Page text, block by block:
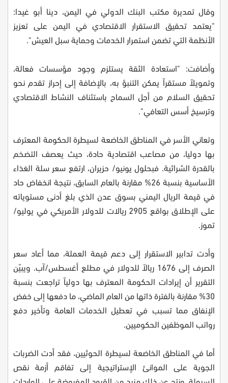
وقال تمديرة مكتب البنك الدولي في اليمن، دينا أبو غيدا:
"يعتمد تحقيق الاستقرار الاقتصادي في اليمن على تعزيز
الأنظمة التي تضمن استمرار الخدمات وحماية سبل العيش".
وأضافت: "استعادة الثقة يستلزم وجود مؤسسات فعالة،
وتمويلاً مستقراً يمكن التنبؤ به، بالإضافة إلى إحراز تقدم نحو
تحقيق السلام من أجل السماح باستئناف النشاط الاقتصادي
وترسيخ أسس التعافي".
وتعاني الأسر في المناطق الخاضعة لسيطرة الحكومة المعترف
بها دوليا، من مصاعب اقتصادية حادة، حيث يعصف التضخم
بالقدرة الشرائية. فبحلول يونيو/ حزيران، ارتفع سعر سلة الغذاء
الأساسية بنسبة 26% مقارنة بالعام السابق، نتيجة انخفاض حاد
في قيمة الريال اليمني بسوق عدن الذي بلغ أدنى مستوياته
على الإطلاق بواقع 2905 ريالات للدولار الأمريكي في يوليو/
تموز.
وأدت تدابير الاستقرار إلى دعم قيمة العملة، مما أعاد سعر
الصرف إلى 1676 ريالاً للدولار في مطلع أغسطس/آب. ويبيّن
التقرير أن إيرادات الحكومة المعترف بها دولياً تراجعت بنسبة
30% مقارنة بالفترة ذاتها من العام الماضي، ما دفعها إلى خفض
الإنفاق مما تسبب في تعطيل الخدمات العامة وتأخير دفع
رواتب الموظفين الحكوميين.
أما في المناطق الخاضعة لسيطرة الحوثيين، فقد أدت الضربات
الجوية على الموانئ الإستراتيجية إلى تفاقم أزمة نقص